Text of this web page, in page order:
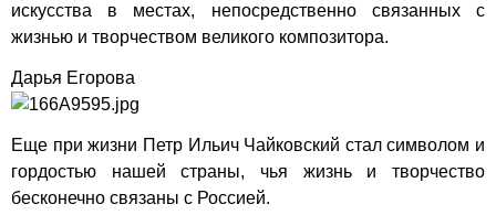
искусства в местах, непосредственно связанных с
жизнью и творчеством великого композитора.
Дарья Егорова
Еще при жизни Петр Ильич Чайковский стал символом и
гордостью нашей страны, чья жизнь и творчество
бесконечно связаны с Россией.